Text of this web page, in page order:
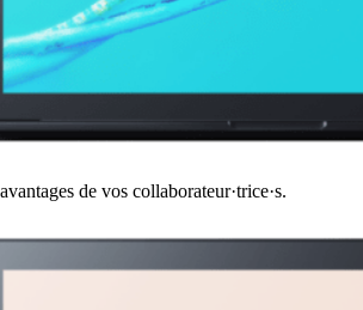
de vos collaborateur·trice·s.